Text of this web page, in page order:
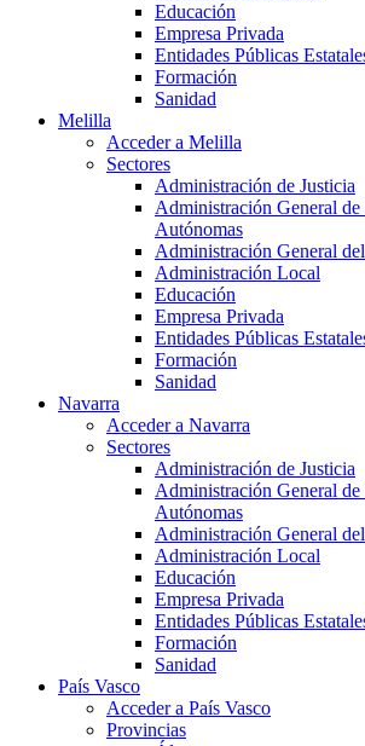
Educación
Empresa Privada
Entidades Públicas
Formación
Sanidad
Melilla
Acceder a Melilla
Sectores
Administración de Justicia
Administración General de
Autónomas
Administración General
Administración Local
Educación
Empresa Privada
Entidades Públicas
Formación
Sanidad
Navarra
Acceder a Navarra
Sectores
Administración de Justicia
Administración General de
Autónomas
Administración General
Administración Local
Educación
Empresa Privada
Entidades Públicas
Formación
Sanidad
País Vasco
Acceder a País Vasco
Provincias